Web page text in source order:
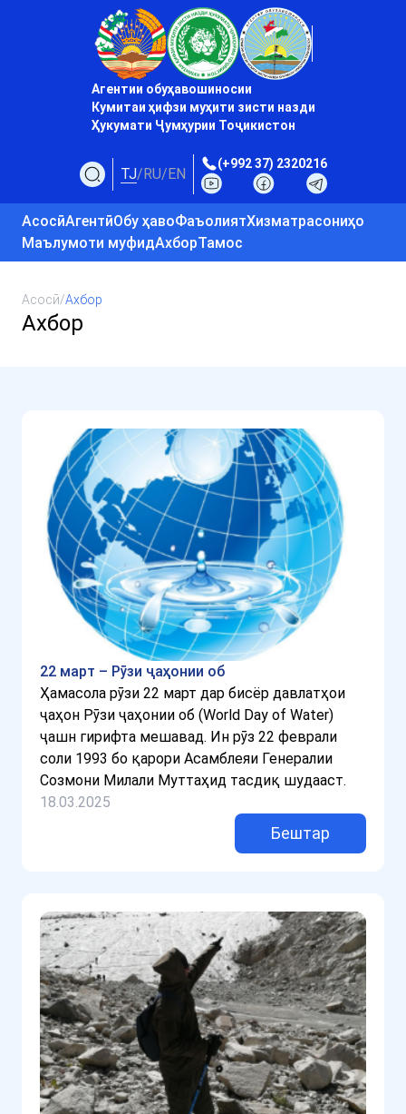
Агентии обуҳавошиносии
Кумитаи ҳифзи муҳити зисти назди
Ҳукумати Ҷумҳурии Тоҷикистон
TJ/RU/EN
(+992 37) 2320216
АсосӣАгентӣОбу ҳавоФаъолиятХизматрасониҳо
Маълумоти муфидАхборТамос
Асосӣ/Ахбор
Ахбор
22 март – Рӯзи ҷаҳонии об
Ҳамасола рӯзи 22 март дар бисёр давлатҳои
ҷаҳон Рӯзи ҷаҳонии об (World Day of Water)
ҷашн гирифта мешавад. Ин рӯз 22 феврали
соли 1993 бо қарори Асамблеяи Генералии
Созмони Милали Муттаҳид тасдиқ шудааст.
18.03.2025
Бештар